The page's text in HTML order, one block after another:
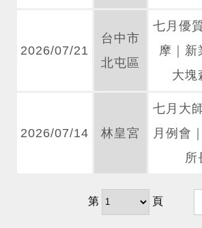
2026/07/21
台中市
北屯區
七月優
摩｜新
大塊
2026/07/14 林皇宮
七月大
月例會
所
第 頁